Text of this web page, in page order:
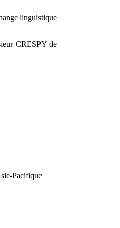
linguistique
CRESPY de
Pacifique